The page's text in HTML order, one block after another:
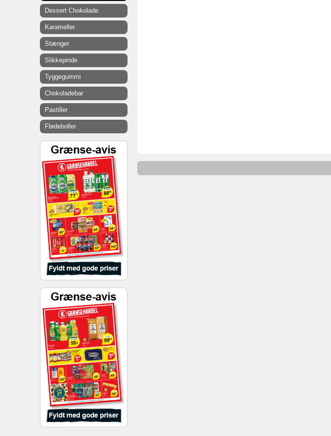
Dessert Chokolade
Karameller
Stænger
Slikkepinde
Tyggegummi
Chokoladebar
Pastiller
Flødeboller